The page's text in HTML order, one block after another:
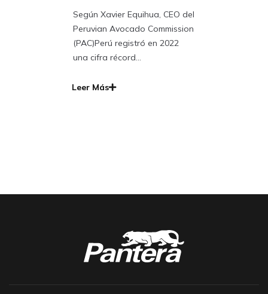
Según Xavier Equihua, CEO del
Peruvian Avocado Commission
(PAC)Perú registró en 2022
una cifra récord...
Leer Más